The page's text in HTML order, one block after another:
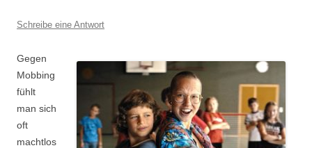
Schreibe eine Antwort
Gegen
Mobbing
fühlt
man sich
oft
machtlos